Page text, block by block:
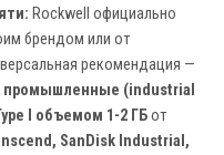
Rockwell официально
брендом или от
рекомендация —
промышленные (industrial
I объемом 1-2 ГБот
SanDisk Industrial,